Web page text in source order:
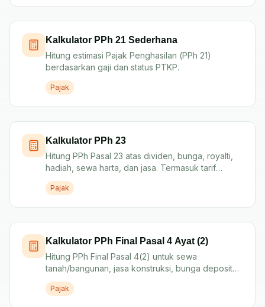
Kalkulator PPh 21 Sederhana
Hitung estimasi Pajak Penghasilan (PPh 21)
berdasarkan gaji dan status PTKP.
Pajak
Kalkulator PPh 23
Hitung PPh Pasal 23 atas dividen, bunga, royalti,
hadiah, sewa harta, dan jasa. Termasuk tarif
efektif royalti untuk Orang Pribadi.
Pajak
Kalkulator PPh Final Pasal 4 Ayat (2)
Hitung PPh Final Pasal 4(2) untuk sewa
tanah/bangunan, jasa konstruksi, bunga deposito,
dividen Orang Pribadi, hadiah undian, dan
pengalihan tanah/bangunan.
Pajak